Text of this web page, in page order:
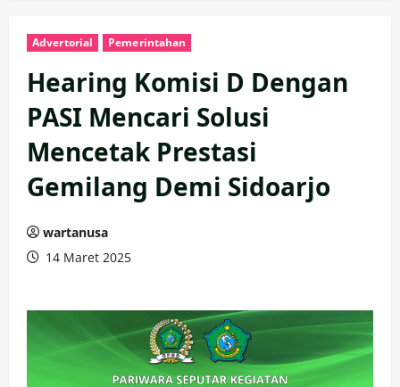
Advertorial Pemerintahan
Hearing Komisi D Dengan
PASI Mencari Solusi
Mencetak Prestasi
Gemilang Demi Sidoarjo
wartanusa
14 Maret 2025